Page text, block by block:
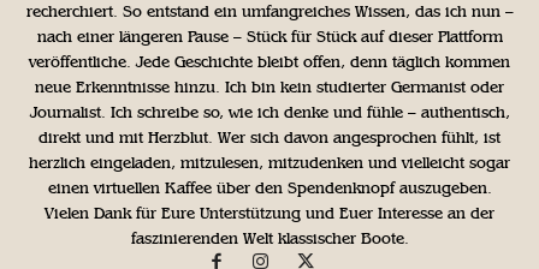
recherchiert. So entstand ein umfangreiches Wissen, das ich nun –
nach einer längeren Pause – Stück für Stück auf dieser Plattform
veröffentliche. Jede Geschichte bleibt offen, denn täglich kommen
neue Erkenntnisse hinzu. Ich bin kein studierter Germanist oder
Journalist. Ich schreibe so, wie ich denke und fühle – authentisch,
direkt und mit Herzblut. Wer sich davon angesprochen fühlt, ist
herzlich eingeladen, mitzulesen, mitzudenken und vielleicht sogar
einen virtuellen Kaffee über den Spendenknopf auszugeben.
Vielen Dank für Eure Unterstützung und Euer Interesse an der
faszinierenden Welt klassischer Boote.